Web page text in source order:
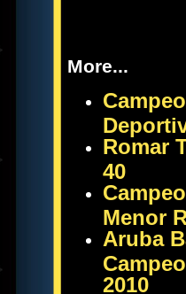
More...
Romar
40
Menor
Aruba
2010